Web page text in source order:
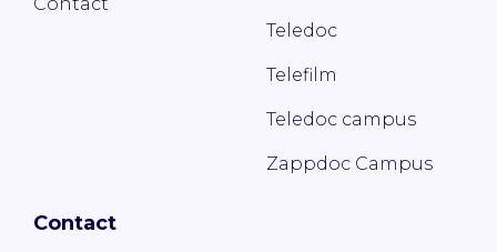
Teledoc
Telefilm
Teledoc campus
Zappdoc Campus
Contact